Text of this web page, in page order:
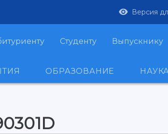
Версия
Студенту Выпускнику
ОБРАЗОВАНИЕ